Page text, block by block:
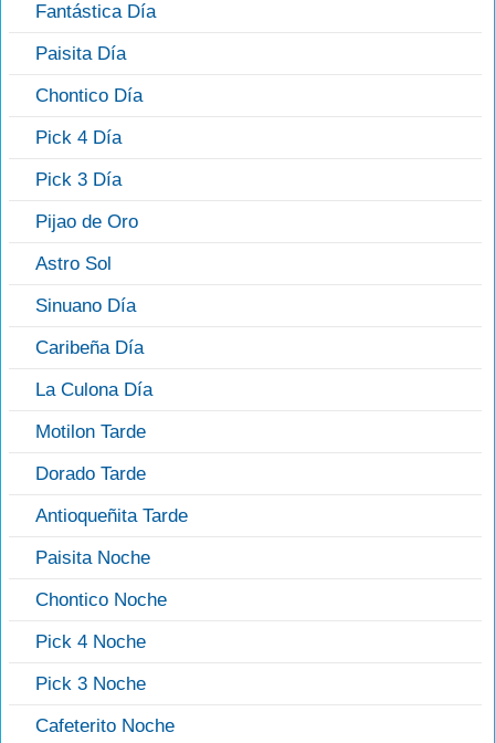
Fantástica Día
Paisita Día
Chontico Día
Pick 4 Día
Pick 3 Día
Pijao de Oro
Astro Sol
Sinuano Día
Caribeña Día
La Culona Día
Motilon Tarde
Dorado Tarde
Antioqueñita Tarde
Paisita Noche
Chontico Noche
Pick 4 Noche
Pick 3 Noche
Cafeterito Noche